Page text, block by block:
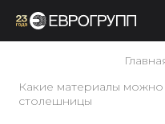
Какие материалы можно
столешницы